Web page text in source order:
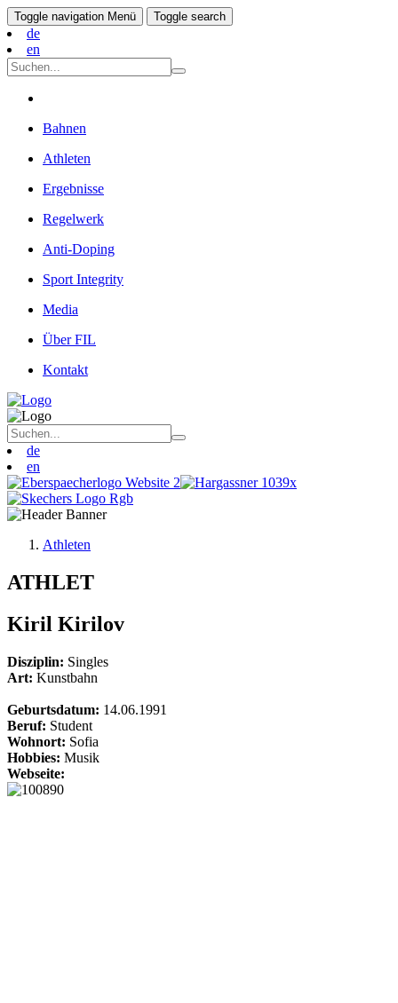
Toggle navigation Menü Toggle search
de
en
Bahnen
Athleten
Ergebnisse
Regelwerk
Anti-Doping
Sport Integrity
Media
Über FIL
Kontakt
de
en
Athleten
ATHLET
Kiril Kirilov
Disziplin: Singles
Art: Kunstbahn
Geburtsdatum: 14.06.1991
Beruf: Student
Wohnort: Sofia
Hobbies: Musik
Webseite: